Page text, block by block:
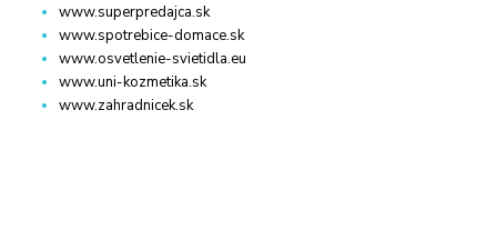
www.superpredajca.sk
www.spotrebice-domace.sk
www.osvetlenie-svietidla.eu
www.uni-kozmetika.sk
www.zahradnicek.sk